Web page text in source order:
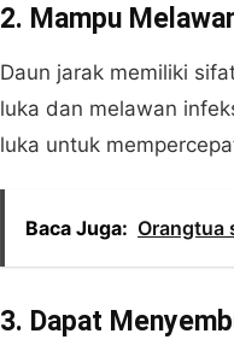
2. Mampu
Daun jarak memiliki
luka dan melawan
luka untuk
Baca Juga: Orangtua
3. Dapat